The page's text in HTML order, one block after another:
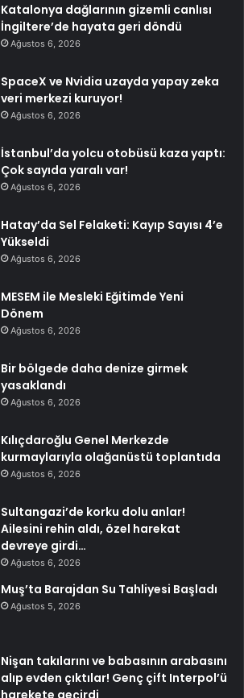
Katalonya dağlarının gizemli canlısı
İngiltere’de hayata geri döndü
Ağustos 6, 2026
SpaceX ve Nvidia uzayda yapay zeka
veri merkezi kuruyor!
Ağustos 6, 2026
İstanbul’da yolcu otobüsü kaza yaptı:
Çok sayıda yaralı var!
Ağustos 6, 2026
Hatay’da Sel Felaketi: Kayıp Sayısı 4’e
Yükseldi
Ağustos 6, 2026
MESEM ile Mesleki Eğitimde Yeni
Dönem
Ağustos 6, 2026
Bir bölgede daha denize girmek
yasaklandı
Ağustos 6, 2026
Kılıçdaroğlu Genel Merkezde
kurmaylarıyla olağanüstü toplantıda
Ağustos 6, 2026
Sultangazi’de korku dolu anlar!
Ailesini rehin aldı, özel harekat
devreye girdi…
Ağustos 6, 2026
Muş’ta Barajdan Su Tahliyesi Başladı
Ağustos 5, 2026
Nişan takılarını ve babasının arabasını
alıp evden çıktılar! Genç çift Interpol’ü
harekete geçirdi